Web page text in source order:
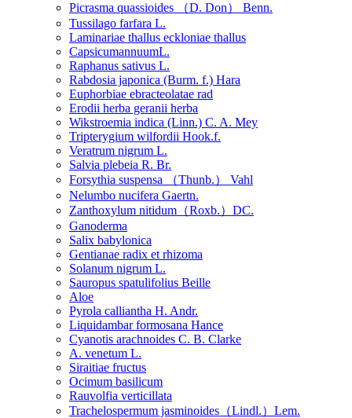
Picrasma quassioides （D. Don） Benn.
Tussilago farfara L.
Laminariae thallus eckloniae thallus
CapsicumannuumL.
Raphanus sativus L.
Rabdosia japonica (Burm. f.) Hara
Euphorbiae ebracteolatae rad
Erodii herba geranii herba
Wikstroemia indica (Linn.) C. A. Mey
Tripterygium wilfordii Hook.f.
Veratrum nigrum L.
Salvia plebeia R. Br.
Forsythia suspensa （Thunb.） Vahl
Nelumbo nucifera Gaertn.
Zanthoxylum nitidum（Roxb.）DC.
Ganoderma
Salix babylonica
Gentianae radix et rhizoma
Solanum nigrum L.
Sauropus spatulifolius Beille
Aloe
Pyrola calliantha H. Andr.
Liquidambar formosana Hance
Cyanotis arachnoides C. B. Clarke
A. venetum L.
Siraitiae fructus
Ocimum basilicum
Rauvolfia verticillata
Trachelospermum jasminoides（Lindl.）Lem.